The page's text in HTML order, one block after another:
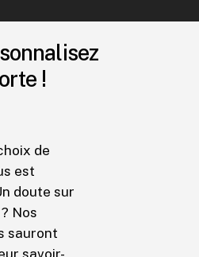
!
de
est
doute sur
Nos
sauront